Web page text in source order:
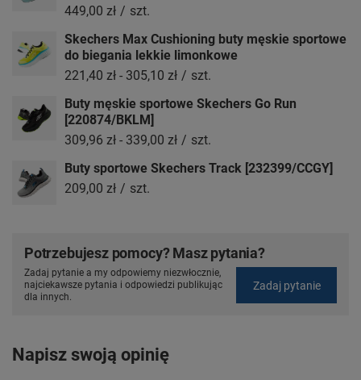
449,00 zł / szt.
Skechers Max Cushioning buty męskie sportowe
do biegania lekkie limonkowe
221,40 zł - 305,10 zł / szt.
Buty męskie sportowe Skechers Go Run
[220874/BKLM]
309,96 zł - 339,00 zł / szt.
Buty sportowe Skechers Track [232399/CCGY]
209,00 zł / szt.
Potrzebujesz pomocy? Masz pytania?
Zadaj pytanie a my odpowiemy niezwłocznie,
najciekawsze pytania i odpowiedzi publikując
dla innych.
Zadaj pytanie
Napisz swoją opinię